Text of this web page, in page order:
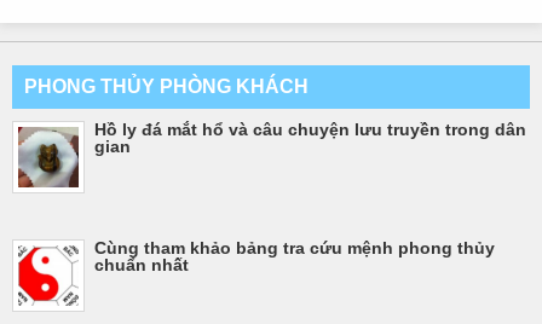
PHONG THỦY PHÒNG KHÁCH
Hồ ly đá mắt hổ và câu chuyện lưu truyền trong dân
gian
Cùng tham khảo bảng tra cứu mệnh phong thủy
chuẩn nhất